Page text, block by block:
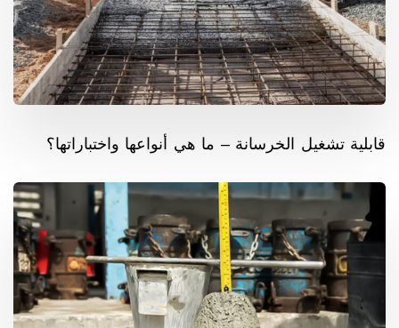
قابلية تشغيل الخرسانة – ما هي أنواعها واختباراتها؟